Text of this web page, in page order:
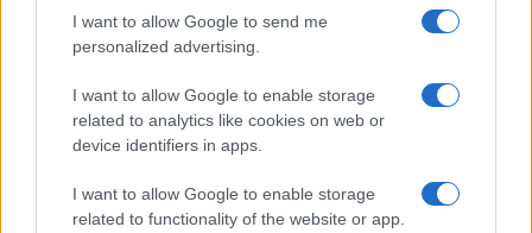
I want to allow Google to send me
personalized advertising.
I want to allow Google to enable storage
related to analytics like cookies on web or
device identifiers in apps.
I want to allow Google to enable storage
related to functionality of the website or app.
CIENCIA Y TECNOLOGÍA